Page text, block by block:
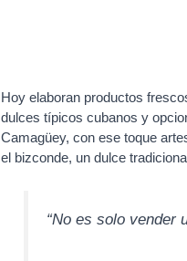
Hoy elaboran productos
dulces típicos cubanos y
Camagüey, con ese toque
el bizconde, un dulce
“No es solo vender